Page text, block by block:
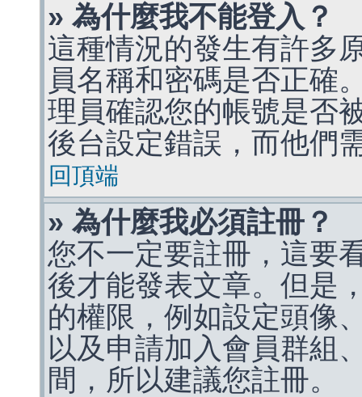
» 為什麼我不能登入？
這種情況的發生有許多
員名稱和密碼是否正確
理員確認您的帳號是否
後台設定錯誤，而他們
回頂端
» 為什麼我必須註冊？
您不一定要註冊，這要
後才能發表文章。但是
的權限，例如設定頭像
以及申請加入會員群組
間，所以建議您註冊。